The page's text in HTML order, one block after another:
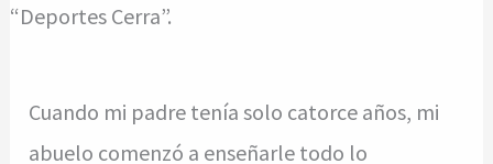
“Deportes Cerra”.
Cuando mi padre tenía solo catorce años, mi
abuelo comenzó a enseñarle todo lo